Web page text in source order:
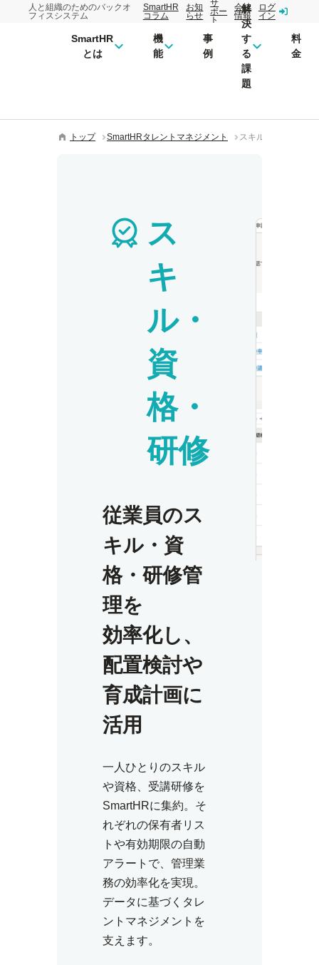
人と組織のためのバックオ
フィスシステム
SmartHR
コラム
お知
らせ
サ
ポー
ト
会社
情報
ログ
イン
SmartHR
とは
機
能
事
例
解
決
す
る
課
題
料
金
トップ SmartHRタレントマネジメント スキル・資格・研修
ス
キ
ル・
資
格・
研修
従業員のス
キル・資
格・研修管
理を
効率化し、
配置検討や
育成計画に
活用
一人ひとりのスキル
や資格、受講研修を
SmartHRに集約。そ
れぞれの保有者リス
トや有効期限の自動
アラートで、管理業
務の効率化を実現。
データに基づくタレ
ントマネジメントを
支えます。